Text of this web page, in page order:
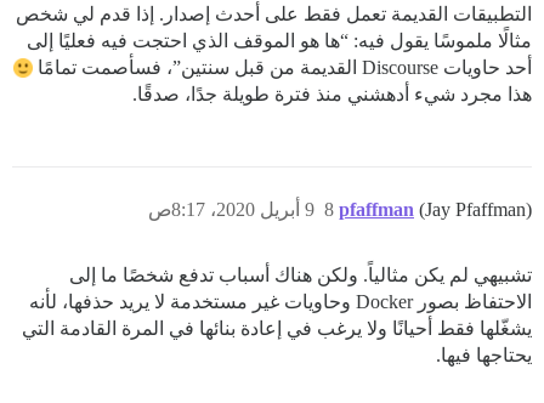
التطبيقات القديمة تعمل فقط على أحدث إصدار. إذا قدم لي شخص
مثالًا ملموسًا يقول فيه: “ها هو الموقف الذي احتجت فيه فعليًا إلى
أحد حاويات Discourse القديمة من قبل سنتين”، فسأصمت تمامًا
هذا مجرد شيء أدهشني منذ فترة طويلة جدًا، صدقًا.
pfaffman (Jay Pfaffman) 9 أبريل 2020، 8:17ص 8
تشبيهي لم يكن مثالياً. ولكن هناك أسباب تدفع شخصًا ما إلى
الاحتفاظ بصور Docker وحاويات غير مستخدمة لا يريد حذفها، لأنه
يشغّلها فقط أحيانًا ولا يرغب في إعادة بنائها في المرة القادمة التي
يحتاجها فيها.